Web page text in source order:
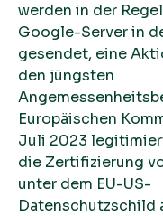
werden in der
Google-Server in
gesendet, eine
den jüngsten
Europäischen
Juli 2023
die Zertifizierung
unter dem EU-US-
Datenschutzschild